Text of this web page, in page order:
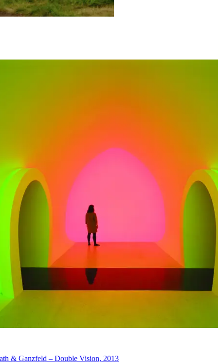
– Double Vision, 2013